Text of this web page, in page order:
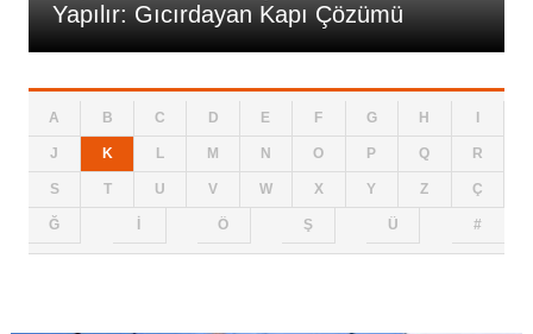
Yapılır: Gıcırdayan Kapı Çözümü
A B C D E F G H
J K L M N O P Q R
S T U V W X Y Z Ç
Ğ Ö Ş Ü #